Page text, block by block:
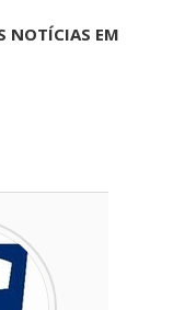
NOTÍCIAS EM